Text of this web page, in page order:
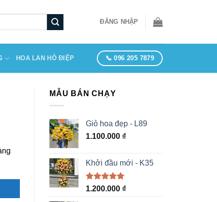
ĐĂNG NHẬP
HOA LAN HỒ ĐIỆP 📞 096 205 7879
MẪU BÁN CHẠY
Giỏ hoa đẹp - L89
1.100.000 ₫
Khởi đầu mới - K35
Được xếp
1.200.000 ₫